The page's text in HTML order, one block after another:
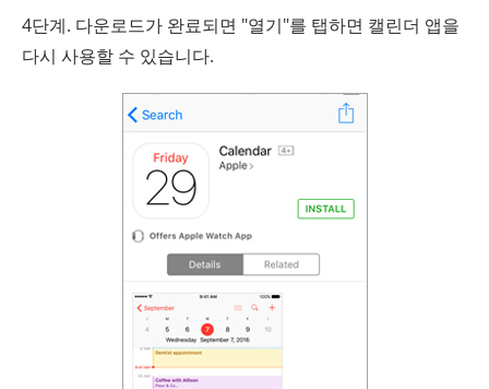
4단계. 다운로드가 완료되면 "열기"를 탭하면 캘린더 앱을
다시 사용할 수 있습니다.